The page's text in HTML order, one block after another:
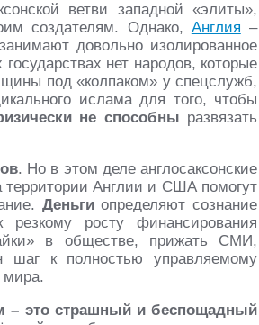
ветви западной «элиты»,
создателям. Однако, Англия –
довольно изолированное
нет народов, которые
под «колпаком» у спецслужб,
ислама для того, чтобы
не способны развязать
. Но в этом деле англосаксонские
территории Англии и США помогут
Деньгиопределяют сознание
росту финансирования
в обществе, прижать СМИ,
шаг к полностью управляемому
мира.
– это страшный и беспощадный